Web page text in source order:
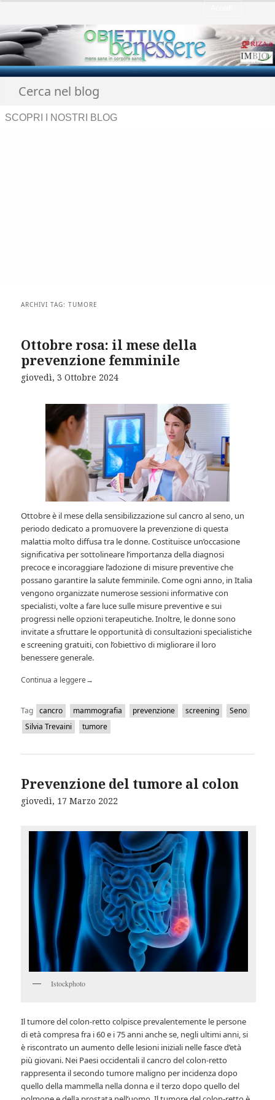
ARCHIVI TAG:TUMORE
Ottobre rosa: il mese della
prevenzione femminile
giovedì, 3 Ottobre 2024
Ottobre è il mese della sensibilizzazione sul cancro al seno, un
periodo dedicato a promuovere la prevenzione di questa
malattia molto diffusa tra le donne. Costituisce un’occasione
significativa per sottolineare l’importanza della diagnosi
precoce e incoraggiare l’adozione di misure preventive che
possano garantire la salute femminile. Come ogni anno, in Italia
vengono organizzate numerose sessioni informative con
specialisti, volte a fare luce sulle misure preventive e sui
progressi nelle opzioni terapeutiche. Inoltre, le donne sono
invitate a sfruttare le opportunità di consultazioni specialistiche
e screening gratuiti, con l’obiettivo di migliorare il loro
benessere generale.
Continua a leggere→
Tag cancro mammografia prevenzione screening
Seno
Silvia Trevaini
tumore
Prevenzione del tumore al colon
giovedì, 17 Marzo 2022
Istockphoto
Il tumore del colon-retto colpisce prevalentemente le persone
di età compresa fra i 60 e i 75 anni anche se, negli ultimi anni, si
è riscontrato un aumento delle lesioni iniziali nelle fasce d’età
più giovani. Nei Paesi occidentali il cancro del colon-retto
rappresenta il secondo tumore maligno per incidenza dopo
quello della mammella nella donna e il terzo dopo quello del